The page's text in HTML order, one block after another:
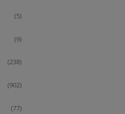
(5)
(9)
(238)
(902)
(77)